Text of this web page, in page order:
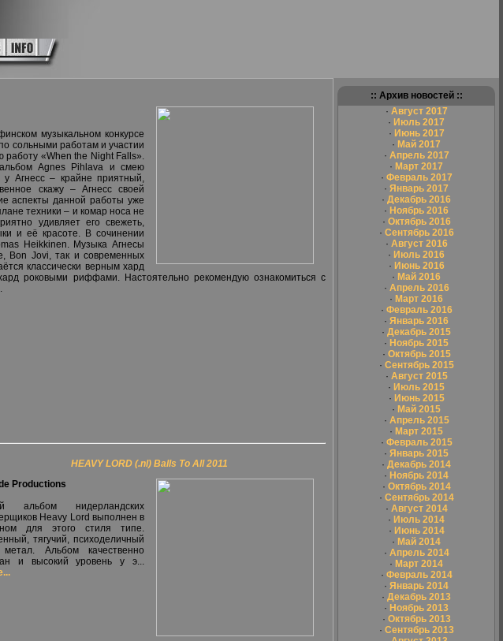
музыкальном конкурсе
сольными работам и участии
работу «When the Night Falls».
альбом Agnes Pihlava и смею
у Агнесс – крайне приятный,
скажу – Агнесс своей
аспекты данной работы уже
техники – и комар носа не
удивляет его свежеть,
и её красоте. В сочинении
Heikkinen. Музыка Агнесы
Bon Jovi, так и современных
классически верным хард
роковыми риффами. Настоятельно рекомендую ознакомиться с
HEAVY LORD (.nl) Balls To All 2011
Productions
альбом нидерландских
Heavy Lord выполнен в
для этого стиля типе.
тягучий, психоделичный
Альбом качественно
и высокий уровень у э...
:: Архив новостей ::
· Август 2017
· Июль 2017
· Июнь 2017
· Май 2017
· Апрель 2017
· Март 2017
· Февраль 2017
· Январь 2017
· Декабрь 2016
· Ноябрь 2016
· Октябрь 2016
· Сентябрь 2016
· Август 2016
· Июль 2016
· Июнь 2016
· Май 2016
· Апрель 2016
· Март 2016
· Февраль 2016
· Январь 2016
· Декабрь 2015
· Ноябрь 2015
· Октябрь 2015
· Сентябрь 2015
· Август 2015
· Июль 2015
· Июнь 2015
· Май 2015
· Апрель 2015
· Март 2015
· Февраль 2015
· Январь 2015
· Декабрь 2014
· Ноябрь 2014
· Октябрь 2014
· Сентябрь 2014
· Август 2014
· Июль 2014
· Июнь 2014
· Май 2014
· Апрель 2014
· Март 2014
· Февраль 2014
· Январь 2014
· Декабрь 2013
· Ноябрь 2013
· Октябрь 2013
· Сентябрь 2013